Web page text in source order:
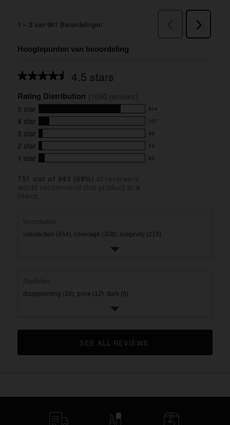
Hoogtepunten van beoordeling
4.5 stars
Average
for
this
product:
4.5
out
of
5
stars
Rating Distribution
5 star 814
814
reviews
with
5
star
rating.
4 star 107
107
reviews
with
4
3 star 43
43
reviews
with
2 star 34
34
reviews
1 star 62
62
satisfaction (454), coverage (308), longevity (219)
disappointing (20), price (12), dark (6)
CLICK TO GO TO ALL REVIEWS